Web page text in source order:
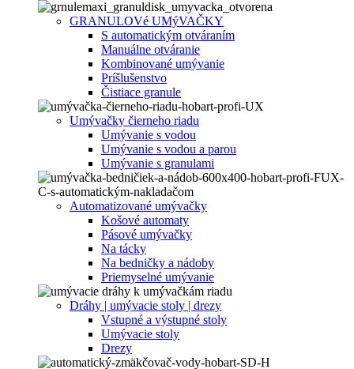
GRANULOVé UMýVAČKY
S automatickým otváraním
Manuálne otváranie
Kombinované umývanie
Príšlušenstvo
Čistiace granule
Umývačky čierneho riadu
Umývanie s vodou
Umývanie s vodou a parou
Umývanie s granulami
Automatizované umývačky
Košové automaty
Pásové umývačky
Na tácky
Na bedničky a nádoby
Priemyselné umývanie
Dráhy | umývacie stoly | drezy
Vstupné a výstupné stoly
Umývacie stoly
Drezy